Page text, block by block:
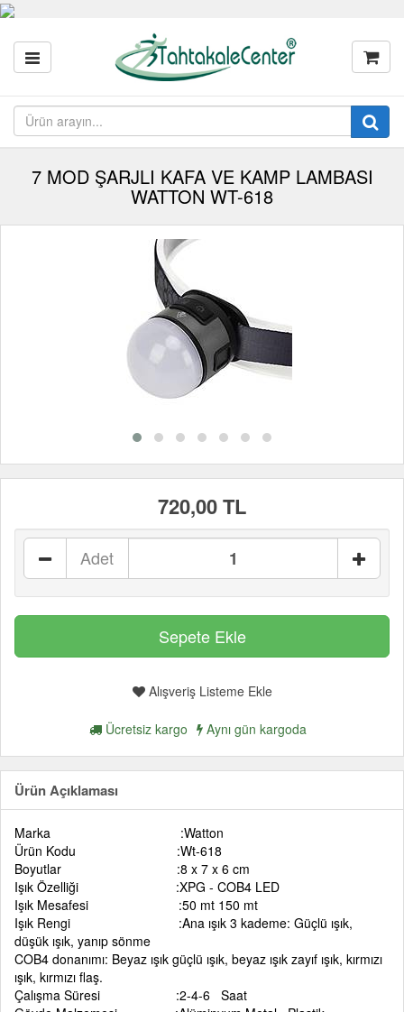
7 MOD ŞARJLI KAFA VE KAMP LAMBASI
WATTON WT-618
720,00 TL
Adet
Alışveriş Listeme Ekle
Ücretsiz kargo Aynı gün kargoda
Ürün Açıklaması
Marka :Watton
Ürün Kodu :Wt-618
Boyutlar :8 x 7 x 6 cm
Işık Özelliği :XPG - COB4 LED
Işık Mesafesi :50 mt 150 mt
Işık Rengi :Ana ışık 3 kademe: Güçlü ışık,
düşük ışık, yanıp sönme
COB4 donanımı: Beyaz ışık güçlü ışık, beyaz ışık zayıf ışık, kırmızı
ışık, kırmızı flaş.
Çalışma Süresi :2-4-6 Saat